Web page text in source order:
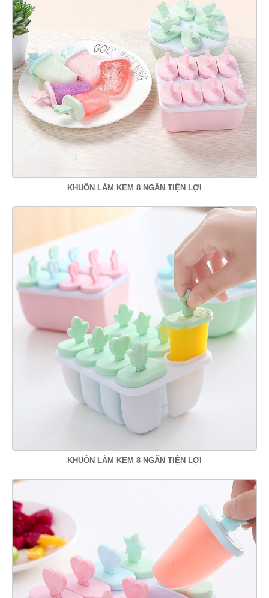
KHUÔN LÀM KEM 8 NGĂN TIỆN LỢI
KHUÔN LÀM KEM 8 NGĂN TIỆN LỢI